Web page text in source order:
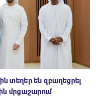
տեղեր են զբաղեցրել
մրցաշարում